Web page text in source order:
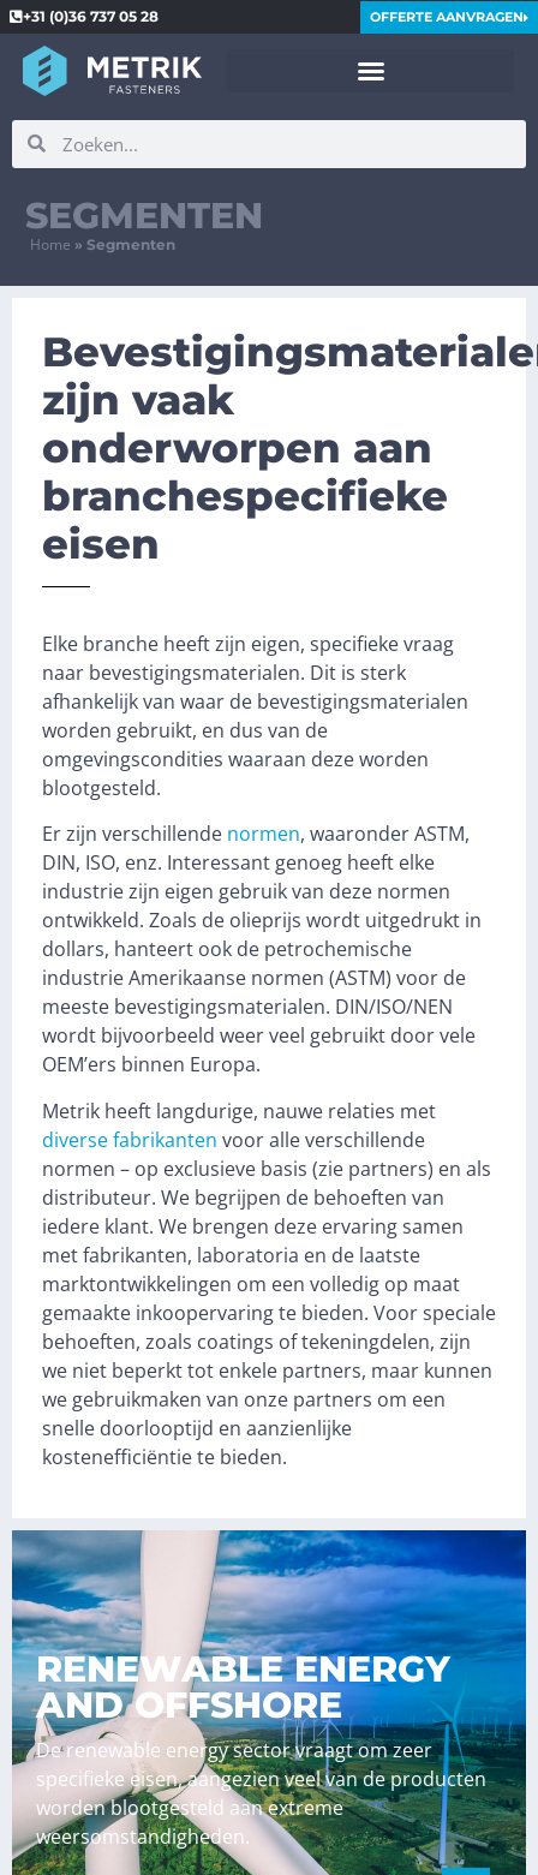
+31 (0)36 737 05 28 OFFERTE AANVRAGEN
SEGMENTEN
Home » Segmenten
zijn vaak
onderworpen aan
branchespecifieke
eisen
Elke branche heeft zijn eigen, specifieke vraag
naar bevestigingsmaterialen. Dit is sterk
afhankelijk van waar de bevestigingsmaterialen
worden gebruikt, en dus van de
omgevingscondities waaraan deze worden
blootgesteld.
Er zijn verschillende normen, waaronder ASTM,
DIN, ISO, enz. Interessant genoeg heeft elke
industrie zijn eigen gebruik van deze normen
ontwikkeld. Zoals de olieprijs wordt uitgedrukt in
dollars, hanteert ook de petrochemische
industrie Amerikaanse normen (ASTM) voor de
meeste bevestigingsmaterialen. DIN/ISO/NEN
wordt bijvoorbeeld weer veel gebruikt door vele
OEM’ers binnen Europa.
Metrik heeft langdurige, nauwe relaties met
diverse fabrikanten voor alle verschillende
normen – op exclusieve basis (zie partners) en als
distributeur. We begrijpen de behoeften van
iedere klant. We brengen deze ervaring samen
met fabrikanten, laboratoria en de laatste
marktontwikkelingen om een ​​volledig op maat
gemaakte inkoopervaring te bieden. Voor speciale
behoeften, zoals coatings of tekeningdelen, zijn
we niet beperkt tot enkele partners, maar kunnen
we gebruikmaken van onze partners om een ​​
snelle doorlooptijd en aanzienlijke
kostenefficiëntie te bieden.
RENEWABLE ENERGY
AND OFFSHORE
De renewable energy sector vraagt om zeer
specifieke eisen, aangezien veel van de producten
worden blootgesteld aan extreme
weersomstandigheden.